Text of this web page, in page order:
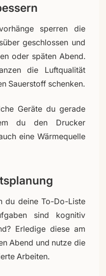
sperren die
geschlossen und
oder späten Abend.
die Luftqualität
Sauerstoff schenken.
Geräte du gerade
du den Drucker
eine Wärmequelle
du deine To-Do-Liste
sind kognitiv
Erledige diese am
Abend und nutze die
Arbeiten.